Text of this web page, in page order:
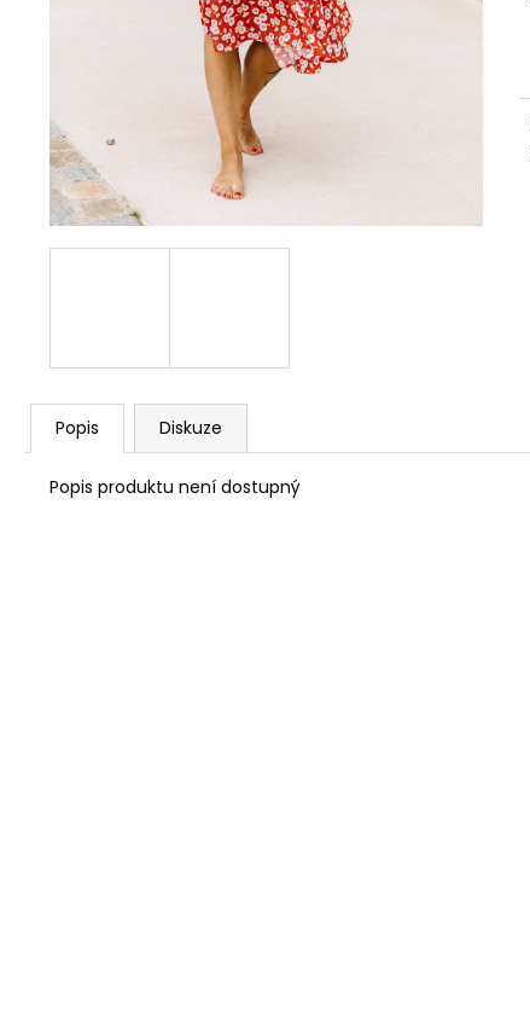
Popis Diskuze
Popis produktu není dostupný